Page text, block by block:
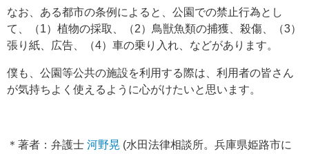
なお、ある都市の条例によると、公園での禁止行為とし
て、（1）植物の採取、（2）鳥獣魚類の捕獲、殺傷、（3）
張り紙、広告、（4）車の乗り入れ、などがあります。
僕も、公園等公共の施設を利用する際は、利用者の皆さん
が気持ちよく使えるように心がけたいと思います。
＊著者：弁護士 河野晃 (水田法律相談所。兵庫県姫路市に